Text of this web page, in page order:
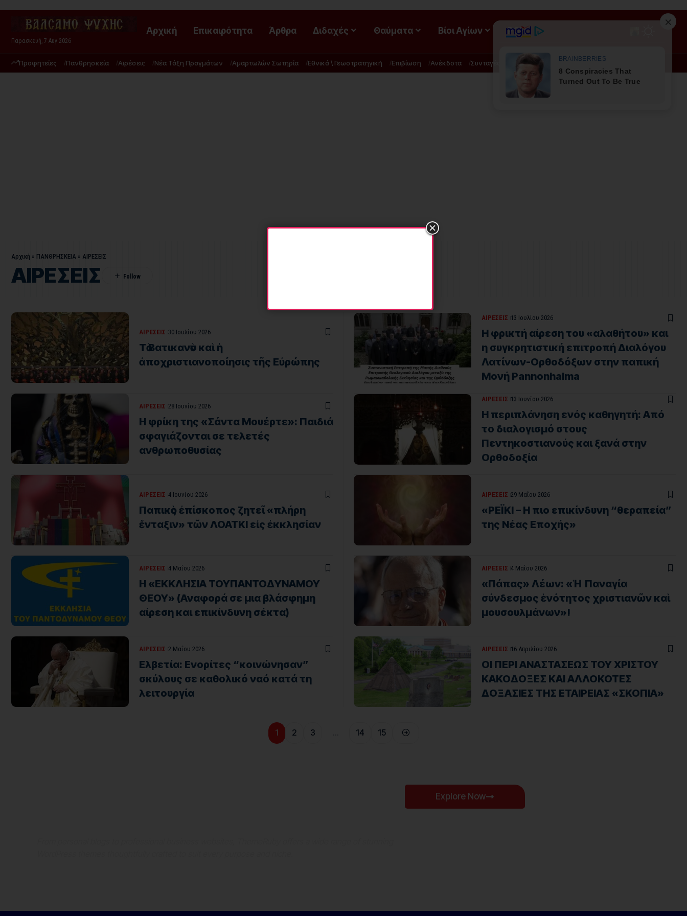
Παρασκευή, 7 Αυγ 2026
Αρχική Επικαιρότητα Άρθρα Διδαχές Θαύματα Βίοι Αγίων ΡΟΗ
Προφητείες Πανθρησκεία Αιρέσεις Νέα Τάξη Πραγμάτων Αμαρτωλών Σωτηρία Εθνικά \ Γεωστρατηγική Επιβίωση Ανέκδοτα Συνταγές Διατροφή - Φυσική Ιατρική
Αρχική » ΠΑΝΘΡΗΣΚΕΙΑ » ΑΙΡΕΣΕΙΣ
ΑΙΡΕΣΕΙΣ
ΑΙΡΕΣΕΙΣ 30 Ιουλίου 2026
Τὸ Βατικανὸν καὶ ἡ
ἀποχριστιανοποίησις τῆς Εὐρώπης
ΑΙΡΕΣΕΙΣ 13 Ιουλίου 2026
Η φρικτή αίρεση του «αλαθήτου» και
η συγκρητιστική επιτροπή Διαλόγου
Λατίνων-Ορθοδόξων στην παπική
Μονή Pannonhalma
ΑΙΡΕΣΕΙΣ 28 Ιουνίου 2026
Η φρίκη της «Σάντα Μουέρτε»: Παιδιά
σφαγιάζονται σε τελετές
ανθρωποθυσίας
ΑΙΡΕΣΕΙΣ 13 Ιουνίου 2026
Η περιπλάνηση ενός καθηγητή: Από
το διαλογισμό στους
Πεντηκοστιανούς και ξανά στην
Ορθοδοξία
ΑΙΡΕΣΕΙΣ 4 Ιουνίου 2026
Παπικὸς ἐπίσκοπος ζητεῖ «πλήρη
ἔνταξιν» τῶν ΛΟΑΤΚΙ εἰς ἐκκλησίαν
ΑΙΡΕΣΕΙΣ 29 Μαΐου 2026
«ΡΕΪΚΙ – Η πιο επικίνδυνη “θεραπεία”
της Νέας Εποχής»
ΑΙΡΕΣΕΙΣ 4 Μαΐου 2026
Η «ΕΚΚΛΗΣΙΑ ΤΟΥΠΑΝΤΟΔΥΝΑΜΟΥ
ΘΕΟΥ» (Αναφορά σε μια βλάσφημη
αίρεση και επικίνδυνη σέκτα)
ΑΙΡΕΣΕΙΣ 4 Μαΐου 2026
«Πάπας» Λέων: «Ἡ Παναγία
σύνδεσμος ἑνότητος χριστιανῶν καὶ
μουσουλμάνων»!
ΑΙΡΕΣΕΙΣ 2 Μαΐου 2026
Ελβετία: Ενορίτες “κοινώνησαν”
σκύλους σε καθολικό ναό κατά τη
λειτουργία
ΑΙΡΕΣΕΙΣ 16 Απριλίου 2026
ΟΙ ΠΕΡΙ ΑΝΑΣΤΑΣΕΩΣ ΤΟΥ ΧΡΙΣΤΟΥ
ΚΑΚΟΔΟΞΕΣ ΚΑΙ ΑΛΛΟΚΟΤΕΣ
ΔΟΞΑΣΙΕΣ ΤΗΣ ΕΤΑΙΡΕΙΑΣ «ΣΚΟΠΙΑ»
1 2 3 14 15
Explore Now